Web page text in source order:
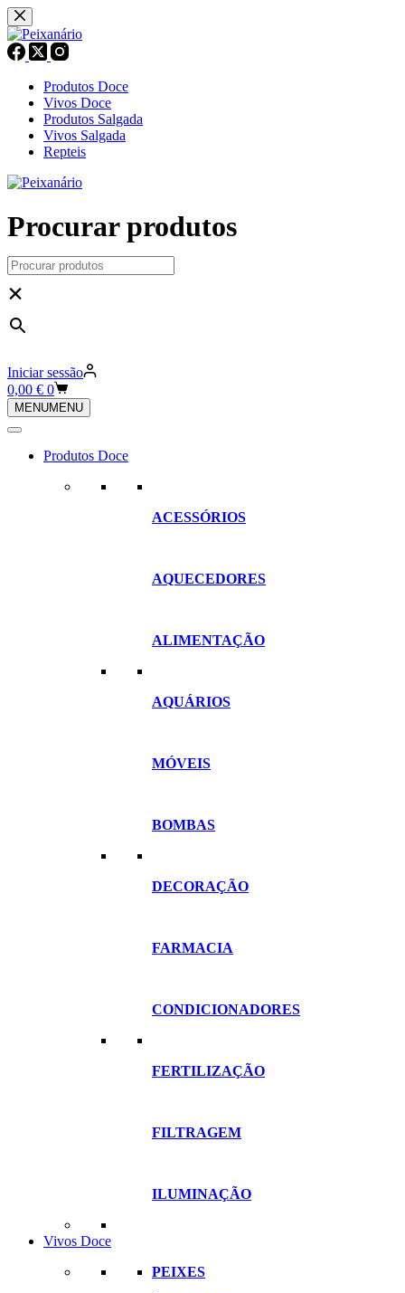
Pular
para
o
conteúdo
Produtos Doce
Vivos Doce
Produtos Salgada
Vivos Salgada
Repteis
Procurar produtos
×
Iniciar sessão
Carrinho
de
compras
0,00 € 0
MENUMENU
Produtos Doce
ACESSÓRIOS
AQUECEDORES
ALIMENTAÇÃO
AQUÁRIOS
MÓVEIS
BOMBAS
DECORAÇÃO
FARMACIA
CONDICIONADORES
FERTILIZAÇÃO
FILTRAGEM
ILUMINAÇÃO
Vivos Doce
PEIXES